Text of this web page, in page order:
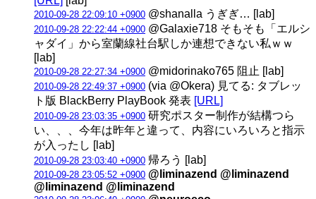
2010-09-28 22:09:10 +0900 @shanalla うぎぎ… [lab]
2010-09-28 22:22:44 +0900 @Galaxie718 そもそも「エルシ
ャダイ」から室蘭線社台駅しか連想できない私ｗｗ
[lab]
2010-09-28 22:27:34 +0900 @midorinako765 阻止 [lab]
2010-09-28 22:49:37 +0900 (via @Okera) 見てる: タブレッ
ト版 BlackBerry PlayBook 発表 [URL]
2010-09-28 23:03:35 +0900 研究ポスター制作が結構つら
い、、、今年は昨年と違って、内容にいろいろと指示
が入ったし [lab]
2010-09-28 23:03:40 +0900 帰ろう [lab]
2010-09-28 23:05:52 +0900 @liminazend @liminazend
@liminazend @liminazend